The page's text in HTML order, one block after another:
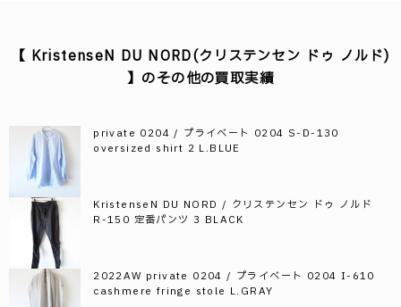
【 KristenseN DU NORD(クリステンセン ドゥ ノルド)
】のその他の買取実績
private 0204 / プライベート 0204 S-D-130
oversized shirt 2 L.BLUE
KristenseN DU NORD / クリステンセン ドゥ ノルド
R-150 定番パンツ 3 BLACK
2022AW private 0204 / プライベート 0204 I-610
cashmere fringe stole L.GRAY